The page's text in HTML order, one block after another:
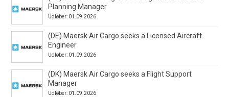
Planning Manager
Udløber: 01.09.2026
(DE) Maersk Air Cargo seeks a Licensed Aircraft
Engineer
Udløber: 01.09.2026
(DK) Maersk Air Cargo seeks a Flight Support
Manager
Udløber: 01.09.2026